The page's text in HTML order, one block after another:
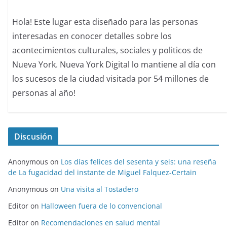
Hola! Este lugar esta diseñado para las personas
interesadas en conocer detalles sobre los
acontecimientos culturales, sociales y politicos de
Nueva York. Nueva York Digital lo mantiene al día con
los sucesos de la ciudad visitada por 54 millones de
personas al año!
Discusión
Anonymous on Los días felices del sesenta y seis: una reseña
de La fugacidad del instante de Miguel Falquez-Certain
Anonymous on Una visita al Tostadero
Editor on Halloween fuera de lo convencional
Editor on Recomendaciones en salud mental